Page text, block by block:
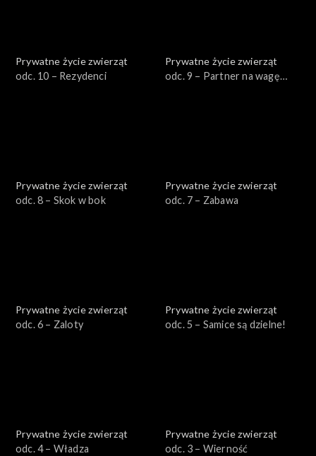
Prywatne życie zwierząt
odc. 10 – Rezydenci
Prywatne życie zwierząt
odc. 9 – Partner na wagę
Prywatne życie zwierząt
odc. 8 – Skok w bok
Prywatne życie zwierząt
odc. 7 – Zabawa
Prywatne życie zwierząt
odc. 6 – Zaloty
Prywatne życie zwierząt
odc. 5 – Samice są dzielne!
Prywatne życie zwierząt
odc. 4 – Władza
Prywatne życie zwierząt
odc. 3 – Wierność